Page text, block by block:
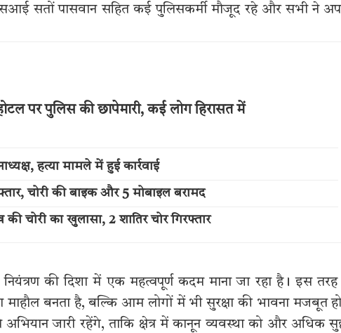
सतों पासवान सहित कई पुलिसकर्मी मौजूद रहे और सभी ने
पर पुलिस की छापेमारी, कई लोग हिरासत में
हत्या मामले में हुई कार्रवाई
चोरी की बाइक और 5 मोबाइल बरामद
चोरी का खुलासा, 2 शातिर चोर गिरफ्तार
नियंत्रण की दिशा में एक महत्वपूर्ण कदम माना जा रहा है। इस
बनता है, बल्कि आम लोगों में भी सुरक्षा की भावना मजबूत
जारी रहेंगे, ताकि क्षेत्र में कानून व्यवस्था को और अधिक